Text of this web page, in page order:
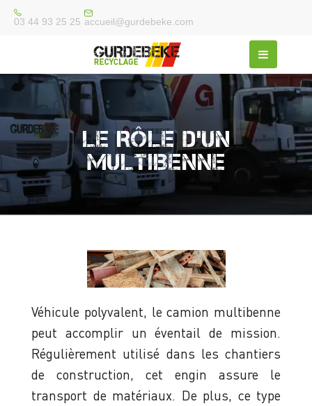
03 44 93 25 25 accueil@gurdebeke.com
LE RÔLE D’UN
MULTIBENNE
Véhicule polyvalent, le camion multibenne
peut accomplir un éventail de mission.
Régulièrement utilisé dans les chantiers
de construction, cet engin assure le
transport de matériaux. De plus, ce type